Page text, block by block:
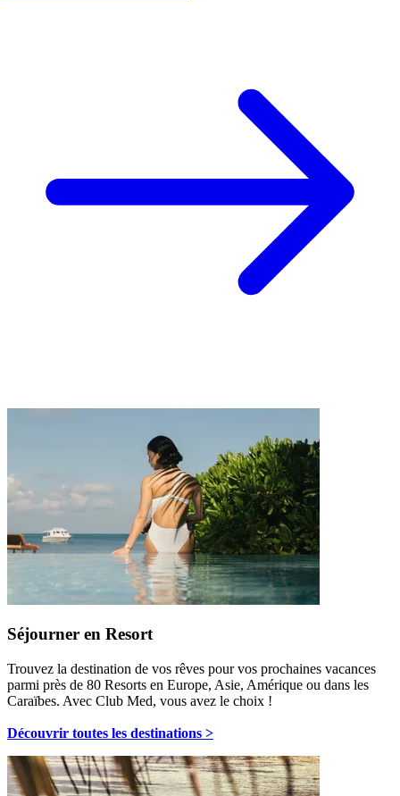
Séjourner en Resort
Trouvez la destination de vos rêves pour vos prochaines vacances
parmi près de 80 Resorts en Europe, Asie, Amérique ou dans les
Caraïbes. Avec Club Med, vous avez le choix !
Découvrir toutes les destinations >